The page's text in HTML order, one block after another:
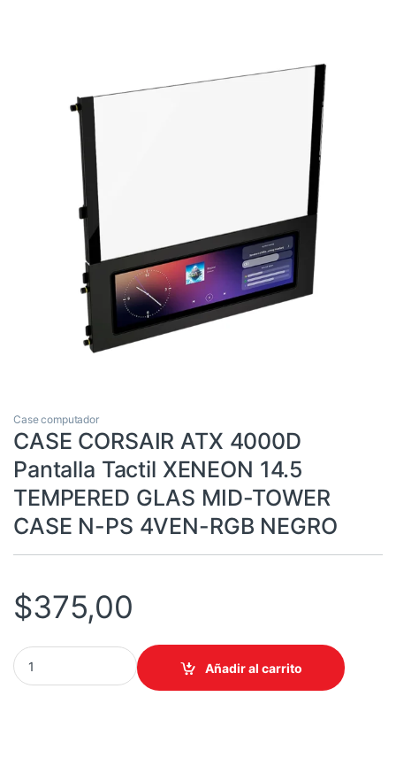
Case computador
CASE CORSAIR ATX 4000D
Pantalla Tactil XENEON 14.5
TEMPERED GLAS MID-TOWER
CASE N-PS 4VEN-RGB NEGRO
$375,00
CASE CORSAIR ATX 4000D Pantalla Tactil XENEON 14.5
Añadir al carrito